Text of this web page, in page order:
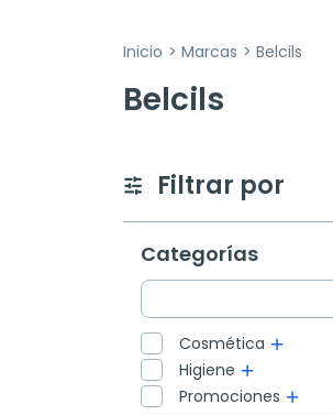
Inicio Marcas Belcils
Belcils
Filtrar por
Categorías
Cosmética
Higiene
Promociones